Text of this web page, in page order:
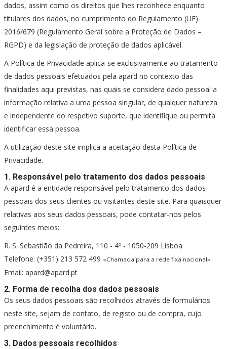
dados, assim como os direitos que lhes reconhece enquanto
titulares dos dados, no cumprimento do Regulamento (UE)
2016/679 (Regulamento Geral sobre a Proteção de Dados –
RGPD) e da legislação de proteção de dados aplicável.
A Política de Privacidade aplica-se exclusivamente ao tratamento
de dados pessoais efetuados pela apard no contexto das
finalidades aqui previstas, nas quais se considera dado pessoal a
informação relativa a uma pessoa singular, de qualquer natureza
e independente do respetivo suporte, que identifique ou permita
identificar essa pessoa.
A utilização deste site implica a aceitação desta Política de
Privacidade.
1. Responsável pelo tratamento dos dados pessoais
A apard é a entidade responsável pelo tratamento dos dados
pessoais dos seus clientes ou visitantes deste site. Para quaisquer
relativas aos seus dados pessoais, pode contatar-nos pelos
seguintes meios:
R. S. Sebastião da Pedreira, 110 - 4º - 1050-209 Lisboa
Telefone: (+351) 213 572 499 «Chamada para a rede fixa nacional»
Email: apard@apard.pt
2. Forma de recolha dos dados pessoais
Os seus dados pessoais são recolhidos através de formulários
neste site, sejam de contato, de registo ou de compra, cujo
preenchimento é voluntário.
3. Dados pessoais recolhidos